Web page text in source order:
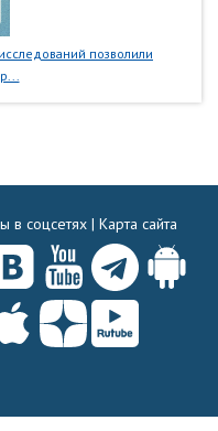
позволили
в соцсетях | Карта сайта